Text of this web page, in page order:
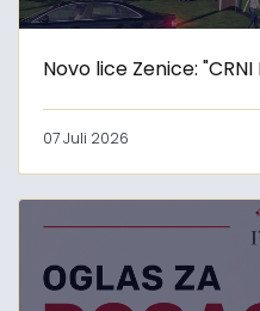
Novo lice Zenice: "CRNI
07 Juli 2026